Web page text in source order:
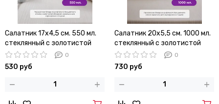
Салатник 17х4,5 см. 550 мл.
стеклянный с золотистой
обводкой
0
530 руб
Салатник 20х5,5 см. 1000 мл.
стеклянный с золотистой
обводкой
0
730 руб